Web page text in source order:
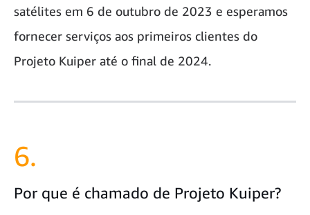
satélites em 6 de outubro de 2023 e esperamos
fornecer serviços aos primeiros clientes do
Projeto Kuiper até o final de 2024.
6.
Por que é chamado de Projeto Kuiper?